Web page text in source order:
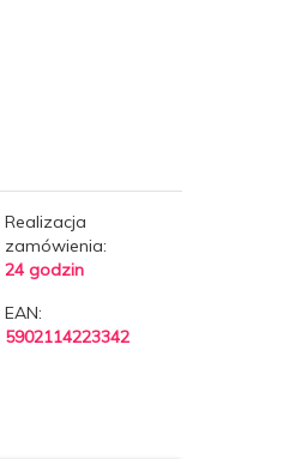
Realizacja
zamówienia:
24 godzin
EAN:
5902114223342